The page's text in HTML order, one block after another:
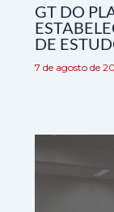
GT DO
DE
7 de agosto de